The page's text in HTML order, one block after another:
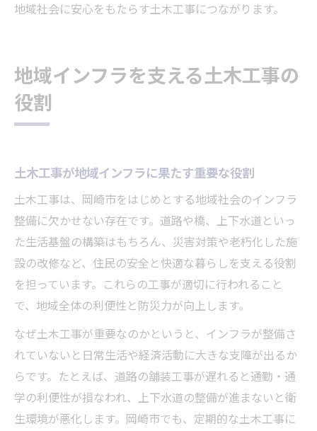
地域社会に安心をもたらす土木工事につながります。
地域インフラを支える土木工事の
役割
土木工事が地域インフラに果たす重要な役割
土木工事は、岡崎市をはじめとする地域社会のインフラ
整備に欠かせない存在です。道路や橋、上下水道といっ
た生活基盤の構築はもちろん、災害対策や老朽化した施
設の改修など、住民の安全と快適な暮らしを支える役割
を担っています。これらの工事が適切に行われること
で、地域全体の利便性と防災力が向上します。
なぜ土木工事が重要なのかというと、インフラが整備さ
れていないと日常生活や経済活動に大きな支障が出るか
らです。たとえば、道路の舗装工事が遅れると通勤・通
学の利便性が損なわれ、上下水道の整備が進まないと衛
生環境が悪化します。岡崎市でも、定期的な土木工事に